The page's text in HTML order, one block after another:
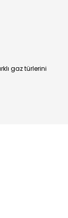
gaz türlerini